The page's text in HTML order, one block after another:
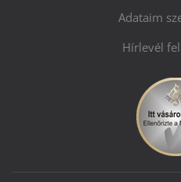
Adataim
Hírlevél